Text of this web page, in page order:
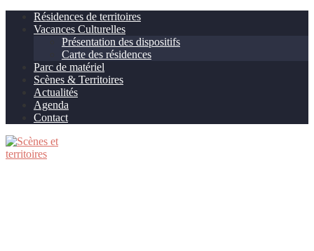
Résidences de territoires
Vacances Culturelles
Présentation des dispositifs
Carte des résidences
Parc de matériel
Scènes & Territoires
Actualités
Agenda
Contact